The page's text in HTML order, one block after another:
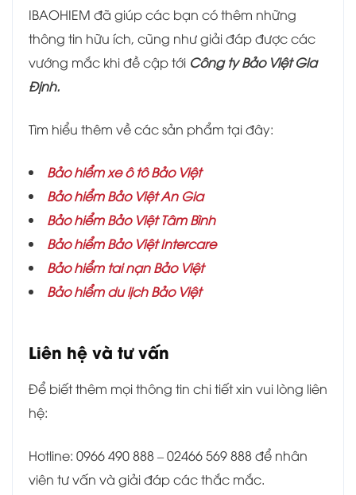
IBAOHIEM đã giúp các bạn có thêm những
thông tin hữu ích, cũng như giải đáp được các
vướng mắc khi đề cập tới Công ty Bảo Việt Gia
Định.
Tìm hiểu thêm về các sản phẩm tại đây:
Bảo hiểm xe ô tô Bảo Việt
Bảo hiểm Bảo Việt An Gia
Bảo hiểmBảo Việt Tâm Bình
Bảo hiểm Bảo Việt Intercare
Bảo hiểm tai nạn Bảo Việt
Bảo hiểm du lịch Bảo Việt
Liên hệ và tư vấn
Để biết thêm mọi thông tin chi tiết xin vui lòng liên
hệ:
Hotline: 0966 490 888 – 02466 569 888 để nhân
viên tư vấn và giải đáp các thắc mắc.